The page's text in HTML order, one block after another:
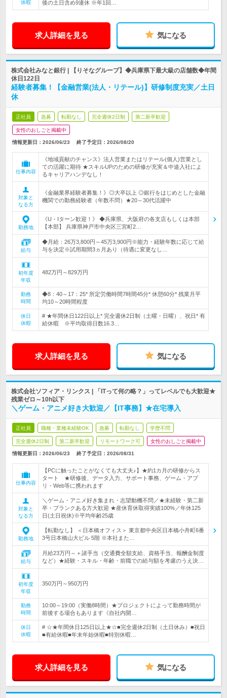
休暇
後の土日含め9連休 ※年1回…
求人詳細を見る 気になる
株式会社みなと銀行 | 【りそなグループ】◆兵庫県下最大級の店舗数◆年間
休日122日
経験者募集！【金融営業(法人・リテール)】研修制度充実／土日
休
正社員 急募 転勤なし 完全週休2日制 第二新卒歓迎
女性のおしごと掲載中
情報更新日：2026/06/23 終了予定日： 2026/08/20
仕事内容
《地域貢献のチャンス》法人営業またはリテール(個人)営業とし
ての活躍に期待 ★スキルUPのための研修が充実＆中途入社によ
るキャリアハンデなし！
対象と
なる方
《金融業界経験者募集！》◎大卒以上 ◎銀行をはじめとした金融
機関での勤務経験者（年数不問）★20～30代活躍中
勤務地
《U・Iターン歓迎！》 ◆兵庫県、大阪府の各支店もしくは本部
【本部】 兵庫県神戸市中央区三宮町2…
給与
◆月給：26万3,800円～45万3,900円※能力・経験年数に応じて給
与を決定※試用期間3ヵ月あり（待遇に変更なし…
初年度
年収
482万円～829万円
勤務
時間
◆8：40～17：25* 所定労働時間7時間45分* 休憩60分* 残業月平
均10～20時間程度
休日
休暇
# ★年間休日122日以上* 完全週休2日制（土曜・日曜）、祝日* 有
給休暇 ※平均取得日数16.3…
求人詳細を見る 気になる
株式会社ソフィア・リンクス | 「ITって何の略？」ってレベルでも大歓迎★
残業ゼロ～10h以下
＼ゲーム・アニメ好き大歓迎／【IT事務】★在宅導入
正社員 職種・業種未経験OK 急募 転勤なし 学歴不問
完全週休2日制 第二新卒歓迎 リモートワーク可 女性のおしごと掲載中
情報更新日：2026/06/23 終了予定日： 2026/08/31
仕事内容
【PCに触ったことがなくても大丈夫♪】★約1カ月の研修からス
タート ★研修後、データ入力、サポート事務、ゲーム・アプ
リ・Web等に携われます
対象と
なる方
＼ゲーム・アニメ好き集まれ・志望動機不問／★未経験・第二新
卒・ブランクある方大歓迎 ★産休育休取得実績100%／年休125
日(土日祝休)※平均年齢25歳
勤務地
【転勤なし】 ＜日本橋オフィス＞ 東京都中央区日本橋小舟町6番
3号日本橋山大ビル 5階 ※本社また…
給与
月給23万円～＋諸手当（交通費全額支給、資格手当、報酬金制度
など）★経験・スキル・年齢・前職での給与額を考慮のうえ決…
初年度
年収
350万円～950万円
勤務
時間
10:00～19:00（実働8時間）★プロジェクトによって勤務時間が
前後する場合もあります《自社内開…
休日
休暇
# ☆★年間休日125日以上★☆■完全週休2日制（土日休み）■祝日
■有給休暇■年末年始休暇■特別休暇…
求人詳細を見る 気になる